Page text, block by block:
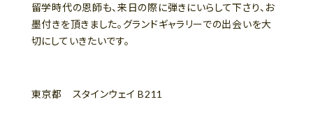
留学時代の恩師も、来日の際に弾きにいらして下さり、お
墨付きを頂きました。グランドギャラリーでの出会いを大
切にしていきたいです。
東京都 スタインウェイ B211